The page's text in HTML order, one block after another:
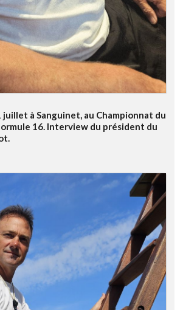
juillet à Sanguinet, au Championnat du
16. Interview du président du